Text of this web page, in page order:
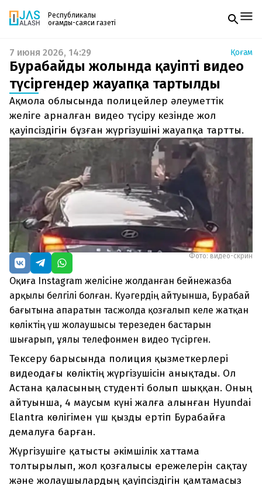
Республикалық
қоғамдық-саяси газеті
Жаңалықтар
Спорт
Live
Руханият
Аймақ
Архив
Заң және тәртіп
Редакциямен байланыс
+7 708 604 51 06
Жарнама бөлімі
+7 701 220 64 52
Пошта
zhasalash100@gmail.com
Газетке жазылу
PDF форматтағы газетті ай сайын электронды
поштаңызға алып отырыңыз. Жаңа нөмір
шыққан сәтте сізге бірден жіберіледі. Тек email
енгізіңіз, біз қалғанын өзіміз жібереміз.
7 июня 2026, 14:29 Қоғам
Бурабайдың жолында қауіпті видео
түсіргендер жауапқа тартылды
Ақмола облысында полицейлер әлеуметтік
желіге арналған видео түсіру кезінде жол
қауіпсіздігін бұзған жүргізушіні жауапқа тартты.
Фото: видео-скрин
Оқиға Instagram желісіне жолданған бейнежазба
арқылы белгілі болған. Куәгердің айтуынша, Бурабай
бағытына апаратын тасжолда қозғалып келе жатқан
көліктің үш жолаушысы терезеден бастарын
шығарып, ұялы телефонмен видео түсірген.
Тексеру барысында полиция қызметкерлері
видеодағы көліктің жүргізушісін анықтады. Ол
Астана қаласының студенті болып шыққан. Оның
айтуынша, 4 маусым күні жалға алынған Hyundai
Elantra көлігімен үш қызды ертіп Бурабайға
демалуға барған.
Жүргізушіге қатысты әкімшілік хаттама
толтырылып, жол қозғалысы ережелерін сақтау
және жолаушылардың қауіпсіздігін қамтамасыз